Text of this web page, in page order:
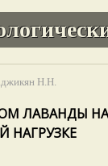
Н.Н.
ЛАВАНДЫ
НАГРУЗКЕ